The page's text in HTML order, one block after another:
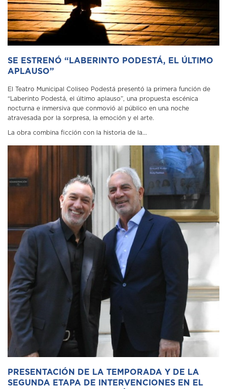
SE ESTRENÓ “LABERINTO PODESTÁ, EL ÚLTIMO
APLAUSO”
El Teatro Municipal Coliseo Podestá presentó la primera función de
“Laberinto Podestá, el último aplauso”, una propuesta escénica
nocturna e inmersiva que conmovió al público en una noche
atravesada por la sorpresa, la emoción y el arte.
La obra combina ficción con la historia de la...
PRESENTACIÓN DE LA TEMPORADA Y DE LA
SEGUNDA ETAPA DE INTERVENCIONES EN EL